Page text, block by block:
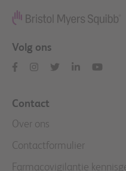
Volg ons
Contact
Over ons
Contactformulier
Farmacovigilantie